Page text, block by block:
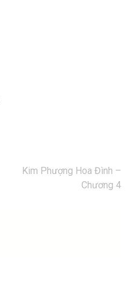
Kim Phượng Hoa Đình –
Chương 4